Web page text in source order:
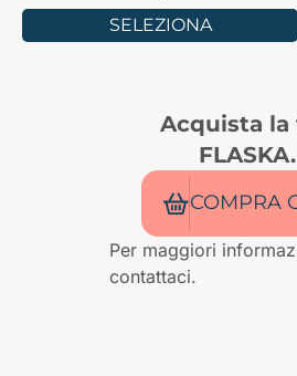
SELEZIONA
Acquista la
FLASKA.
COMPRA
Per maggiori
contattaci.